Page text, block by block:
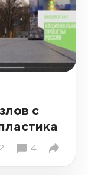
с
4